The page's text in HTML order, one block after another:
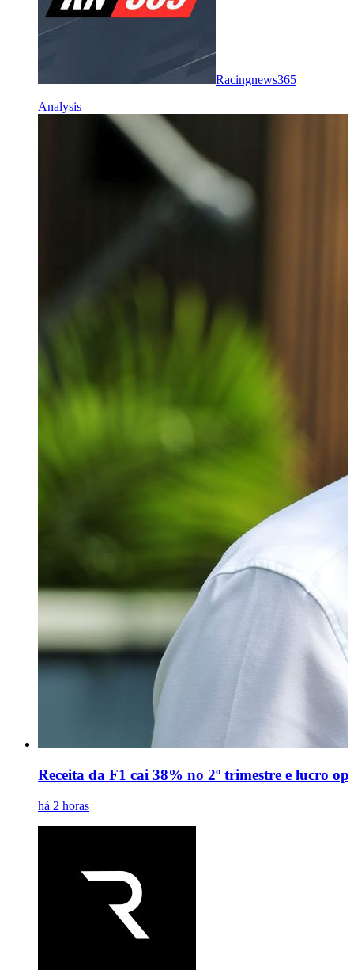
Racingnews365
Analysis
Receita da F1 cai 38% no 2º trimestre e lucro
há 2 horas